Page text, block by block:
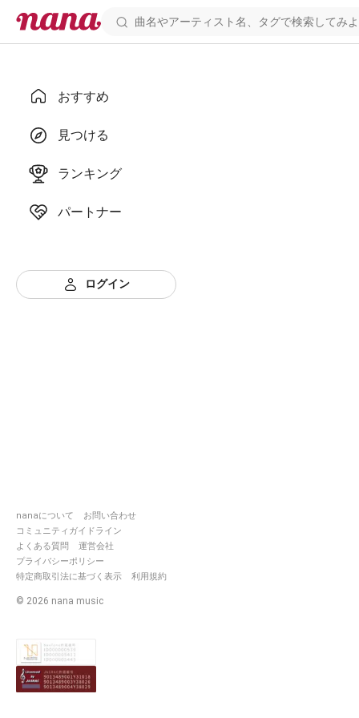
おすすめ
見つける
ランキング
パートナー
ログイン
nanaについて
お問い合わせ
コミュニティガイドライン
よくある質問
運営会社
プライバシーポリシー
特定商取引法に基づく表示
利用規約
© 2026 nana music